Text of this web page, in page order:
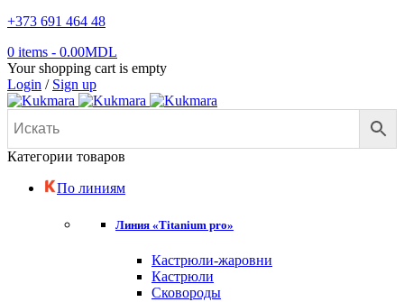
+373 691 464 48
0 items - 0.00MDL
Your shopping cart is empty
Login / Sign up
Категории товаров
По линиям
Линия «Titanium pro»
Кастрюли-жаровни
Кастрюли
Сковороды